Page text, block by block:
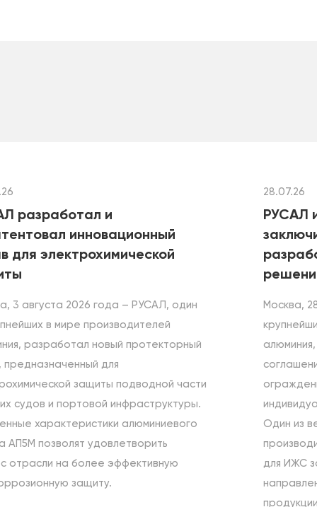
разработал и
инновационный
для электрохимической
3 августа 2026 года – РУСАЛ, один
в мире производителей
разработал новый протекторный
предназначенный для
защиты подводной части
судов и портовой инфраструктуры.
характеристики алюминиевого
АП5М позволят удовлетворить
отрасли на более эффективную
защиту.
28.07.26
РУСАЛ
Москва,
Один из
для ИЖС